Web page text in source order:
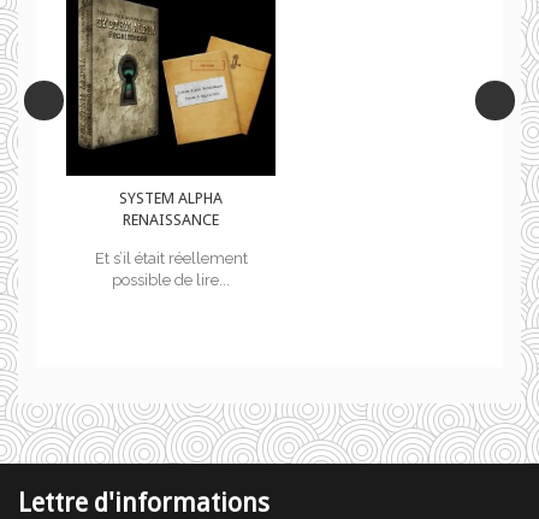
SYSTEM ALPHA
RENAISSANCE
Et s’il était réellement
possible de lire...
Lettre d'informations